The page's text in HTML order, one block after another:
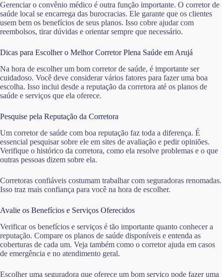
Gerenciar o convênio médico é outra função importante. O corretor de
saúde local se encarrega das burocracias. Ele garante que os clientes
usem bem os benefícios de seus planos. Isso cobre ajudar com
reembolsos, tirar dúvidas e orientar sempre que necessário.
Dicas para Escolher o Melhor Corretor Plena Saúde em Arujá
Na hora de escolher um bom corretor de saúde, é importante ser
cuidadoso. Você deve considerar vários fatores para fazer uma boa
escolha. Isso inclui desde a reputação da corretora até os planos de
saúde e serviços que ela oferece.
Pesquise pela Reputação da Corretora
Um corretor de saúde com boa reputação faz toda a diferença. É
essencial pesquisar sobre ele em sites de avaliação e pedir opiniões.
Verifique o histórico da corretora, como ela resolve problemas e o que
outras pessoas dizem sobre ela.
Corretoras confiáveis costumam trabalhar com seguradoras renomadas.
Isso traz mais confiança para você na hora de escolher.
Avalie os Benefícios e Serviços Oferecidos
Verificar os benefícios e serviços é tão importante quanto conhecer a
reputação. Compare os planos de saúde disponíveis e entenda as
coberturas de cada um. Veja também como o corretor ajuda em casos
de emergência e no atendimento geral.
Escolher uma seguradora que oferece um bom serviço pode fazer uma